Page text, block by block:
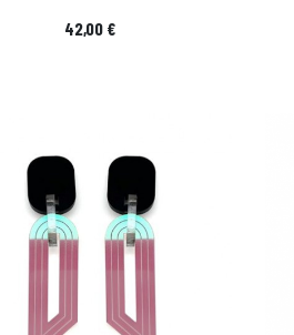
Prix
42,00 €